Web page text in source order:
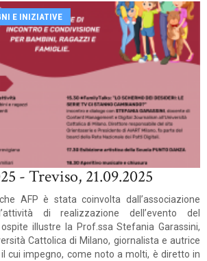
E INIZIATIVE
- Treviso, 21.09.2025
AFP è stata coinvolta dall’associazione
di realizzazione dell’evento del
illustre la Prof.ssa Stefania Garassini,
Cattolica di Milano, giornalista e autrice
cui impegno, come noto a molti, è diretto in